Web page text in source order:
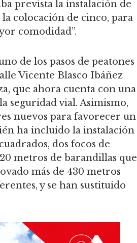
prevista la instalación de
la colocación de cinco, para
comodidad”.
de los pasos de peatones
Vicente Blasco Ibáñez
que ahora cuenta con una
seguridad vial. Asimismo,
nuevos para favorecer un
ha incluido la instalación
dos focos de
metros de barandillas que
más de 430 metros
y se han sustituido